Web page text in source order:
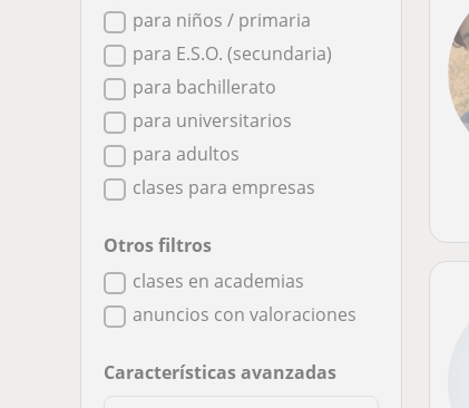
para niños / primaria
para E.S.O. (secundaria)
para bachillerato
para universitarios
para adultos
clases para empresas
Otros filtros
clases en academias
anuncios con valoraciones
Características avanzadas